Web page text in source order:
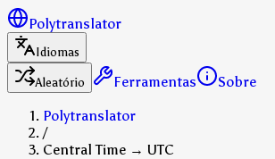
Polytranslator
Idiomas
Aleatório
Ferramentas
Sobre
Polytranslator
/
Central Time → UTC